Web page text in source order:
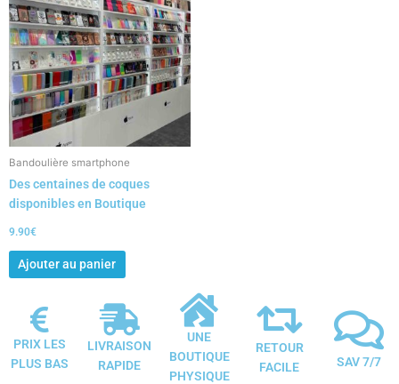
Bandoulière smartphone
Des centaines de coques
disponibles en Boutique
9.90€
Ajouter au panier
PRIX LES
PLUS BAS
LIVRAISON
RAPIDE
UNE
BOUTIQUE
PHYSIQUE
RETOUR
FACILE
SAV 7/7